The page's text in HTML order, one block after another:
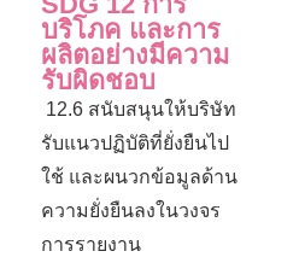
บริโภค และการ
ผลิตอย่างมีความ
รับผิดชอบ
12.6 สนับสนุนให้บริษัท
รับแนวปฏิบัติที่ยั่งยืนไป
ใช้ และผนวกข้อมูลด้าน
ความยั่งยืนลงในวงจร
การรายงาน